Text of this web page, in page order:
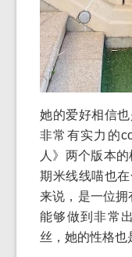
她的爱好相信
非常有实力的
人》两个版本
期米线线喵也
来说，是一位
能够做到非常
丝，她的性格也